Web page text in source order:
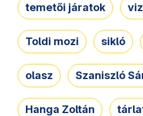
temetői járatok
Toldi mozi sikló
olasz Szaniszló
Hanga Zoltán